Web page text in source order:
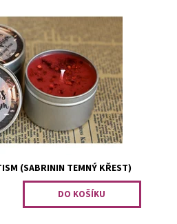
(SABRININ TEMNÝ KŘEST)